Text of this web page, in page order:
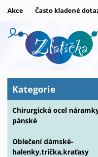
Akce Často kladené
Kategorie
Chirurgická ocel
pánské
Oblečení dámské-
halenky,trička,kraťasy